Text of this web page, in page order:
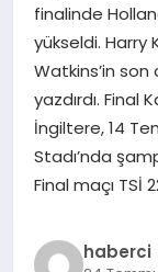
SAĞLIK
SIYASET
SPOR
TEKNOLOJI
YAŞAM
finalinde
yükseldi. Harry
Watkins’in son
yazdırdı. Final
İngiltere, 14
Stadı’nda
Final maçı TSİ
haberci